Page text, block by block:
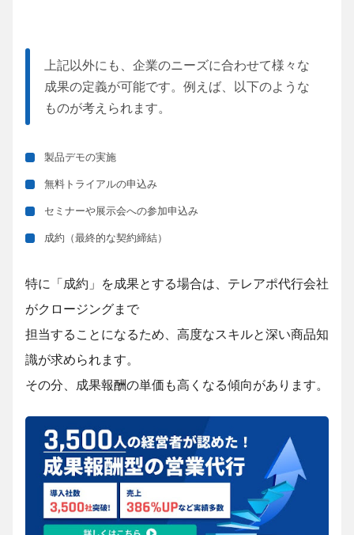
上記以外にも、企業のニーズに合わせて様々な
成果の定義が可能です。例えば、以下のような
ものが考えられます。
製品デモの実施
無料トライアルの申込み
セミナーや展示会への参加申込み
成約（最終的な契約締結）
特に「成約」を成果とする場合は、テレアポ代行会社
がクロージングまで
担当することになるため、高度なスキルと深い商品知
識が求められます。
その分、成果報酬の単価も高くなる傾向があります。